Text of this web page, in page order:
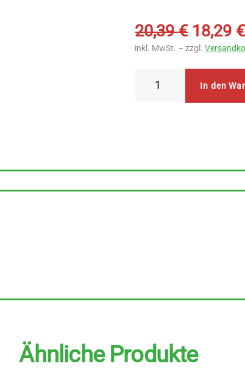
20,39€
Preis
20,39 €
18,29 €
inkl. MwSt. – zzgl.
In den
Ähnliche Produkte